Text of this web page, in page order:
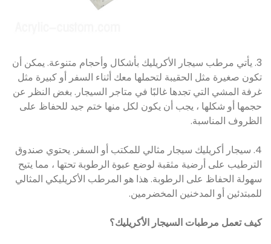
3. يأتي مرطب سيجار الأكريليك بأشكال وأحجام متنوعة. يمكن أن
تكون صغيرة مثل الحقيبة لتحملها معك أثناء السفر أو كبيرة مثل
غرفة المشي التي تجدها غالبًا في متاجر السيجار. بغض النظر عن
حجمها أو شكلها ، يجب أن يكون لكل منها ختم جيد للحفاظ على
الظروف المناسبة.
4. سيجار أكريليك سيجار مثالي للمكتب أو السفر. يحتوي صندوق
الترطيب على أرضية مثقبة لوضع عبوة الرطوبة تحتها ، مما يتيح
سهولة الحفاظ على الرطوبة. هذا هو المرطب الأكريليكي المثالي
للمبتدئين أو المدخنين المخضرمين.
كيف تعمل مرطبات السيجار الأكريليك؟